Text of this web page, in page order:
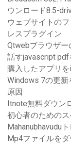
ウンロード8.5-
ウェブサイトの
レスプラグイン
Qtwebブラウザー
話すjavascript
購入したアプリ
Windows 7の更
原因
Itnote無料ダウン
初心者のための
Mahanubhavudu
Mp4ファイルを